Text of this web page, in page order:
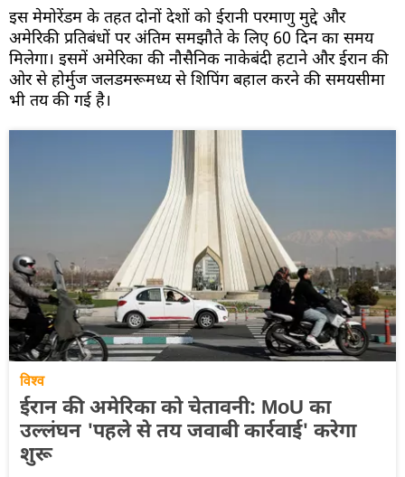
इस मेमोरेंडम के तहत दोनों देशों को ईरानी परमाणु मुद्दे और
अमेरिकी प्रतिबंधों पर अंतिम समझौते के लिए 60 दिन का समय
मिलेगा। इसमें अमेरिका की नौसैनिक नाकेबंदी हटाने और ईरान की
ओर से होर्मुज जलडमरूमध्य से शिपिंग बहाल करने की समयसीमा
भी तय की गई है।
विश्व
ईरान की अमेरिका को चेतावनी: MoU का
उल्लंघन 'पहले से तय जवाबी कार्रवाई' करेगा
शुरू